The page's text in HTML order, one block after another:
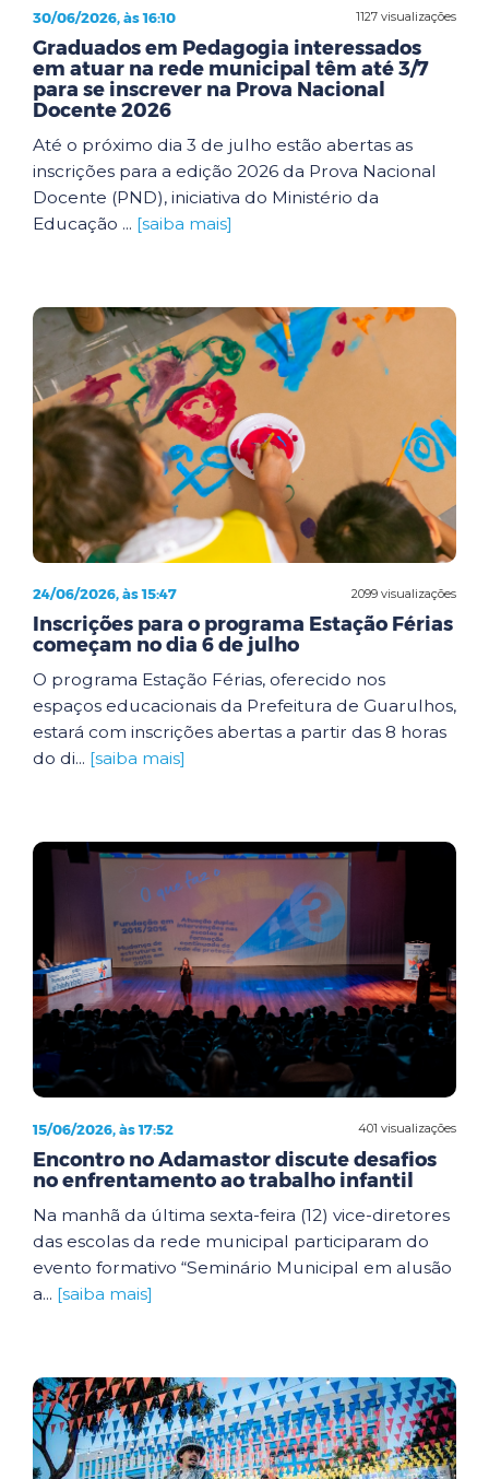
1127 visualizações
30/06/2026, às 16:10
Graduados em Pedagogia interessados
em atuar na rede municipal têm até 3/7
para se inscrever na Prova Nacional
Docente 2026
Até o próximo dia 3 de julho estão abertas as
inscrições para a edição 2026 da Prova Nacional
Docente (PND), iniciativa do Ministério da
Educação ... [saiba mais]
2099 visualizações
24/06/2026, às 15:47
Inscrições para o programa Estação Férias
começam no dia 6 de julho
O programa Estação Férias, oferecido nos
espaços educacionais da Prefeitura de Guarulhos,
estará com inscrições abertas a partir das 8 horas
do di... [saiba mais]
401 visualizações
15/06/2026, às 17:52
Encontro no Adamastor discute desafios
no enfrentamento ao trabalho infantil
Na manhã da última sexta-feira (12) vice-diretores
das escolas da rede municipal participaram do
evento formativo “Seminário Municipal em alusão
a... [saiba mais]